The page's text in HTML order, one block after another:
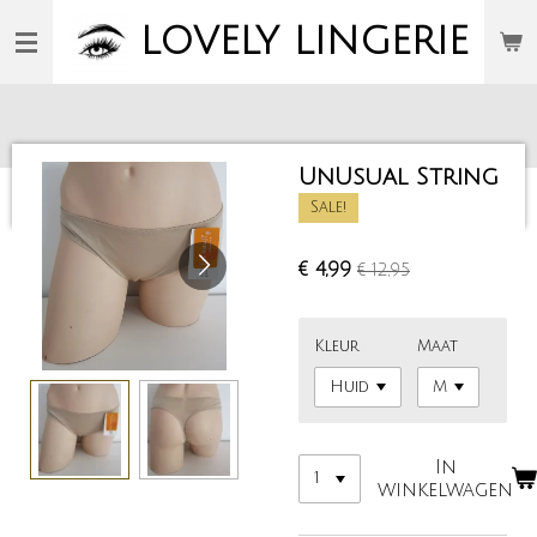
direct
LOVELY LINGERIE
UnUsual String
Sale!
€ 4,99 € 12,95
Kleur Maat
In
winkelwagen